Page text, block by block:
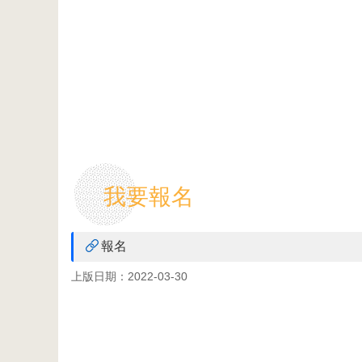
我要報名
報名
上版日期：2022-03-30